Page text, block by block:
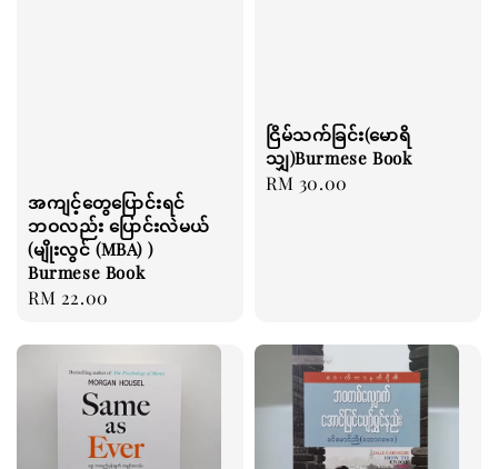
အကျင့်တွေပြောင်းရင်
ဘဝလည်း ပြောင်းလဲမယ်
(မျိုးလွင် (MBA) )
Burmese Book
Regular
RM 22.00
ငြိမ်သက်ခြင်း(မောရိ
သျှ)Burmese Book
Regular
RM 30.00